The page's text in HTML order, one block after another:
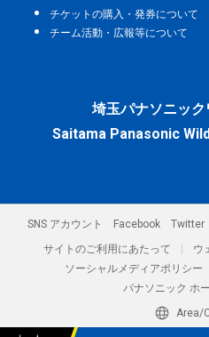
チケットの購入・発券について
チーム活動・広報等について
埼玉パナソニッ
Saitama Panasonic
SNS アカウント Facebook Twitter
サイトのご利用にあたって
ウ
ソーシャルメディアポリシー
パナソニック ホ
Area/